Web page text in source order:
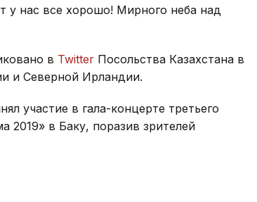
у нас все хорошо! Мирного неба над
в Twitter Посольства Казахстана в
и Северной Ирландии.
участие в гала-концерте третьего
2019» в Баку, поразив зрителей